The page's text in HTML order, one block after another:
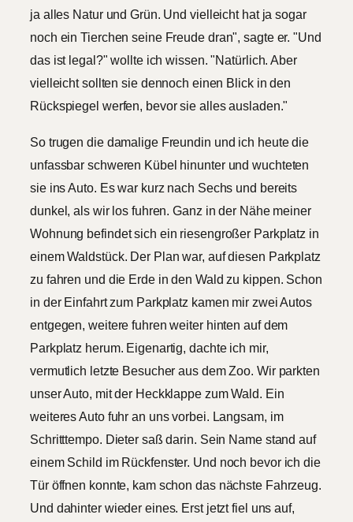
ja alles Natur und Grün. Und vielleicht hat ja sogar
noch ein Tierchen seine Freude dran", sagte er. "Und
das ist legal?" wollte ich wissen. "Natürlich. Aber
vielleicht sollten sie dennoch einen Blick in den
Rückspiegel werfen, bevor sie alles ausladen."
So trugen die damalige Freundin und ich heute die
unfassbar schweren Kübel hinunter und wuchteten
sie ins Auto. Es war kurz nach Sechs und bereits
dunkel, als wir los fuhren. Ganz in der Nähe meiner
Wohnung befindet sich ein riesengroßer Parkplatz in
einem Waldstück. Der Plan war, auf diesen Parkplatz
zu fahren und die Erde in den Wald zu kippen. Schon
in der Einfahrt zum Parkplatz kamen mir zwei Autos
entgegen, weitere fuhren weiter hinten auf dem
Parkplatz herum. Eigenartig, dachte ich mir,
vermutlich letzte Besucher aus dem Zoo. Wir parkten
unser Auto, mit der Heckklappe zum Wald. Ein
weiteres Auto fuhr an uns vorbei. Langsam, im
Schritttempo. Dieter saß darin. Sein Name stand auf
einem Schild im Rückfenster. Und noch bevor ich die
Tür öffnen konnte, kam schon das nächste Fahrzeug.
Und dahinter wieder eines. Erst jetzt fiel uns auf,